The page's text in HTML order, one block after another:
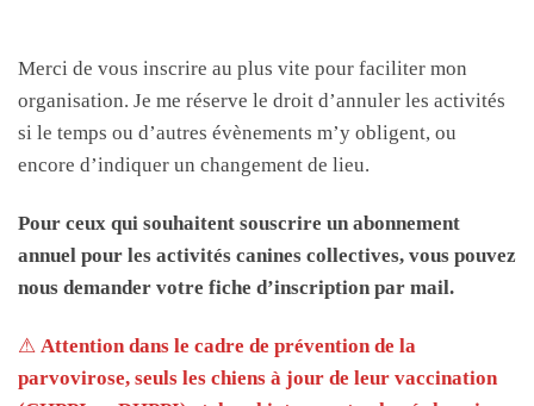
Merci de vous inscrire au plus vite pour faciliter mon
organisation. Je me réserve le droit d’annuler les activités
si le temps ou d’autres évènements m’y obligent, ou
encore d’indiquer un changement de lieu.
Pour ceux qui souhaitent souscrire un abonnement
annuel pour les activités canines collectives, vous pouvez
nous demander votre fiche d’inscription par mail.
⚠ Attention dans le cadre de prévention de la
parvovirose, seuls les chiens à jour de leur vaccination